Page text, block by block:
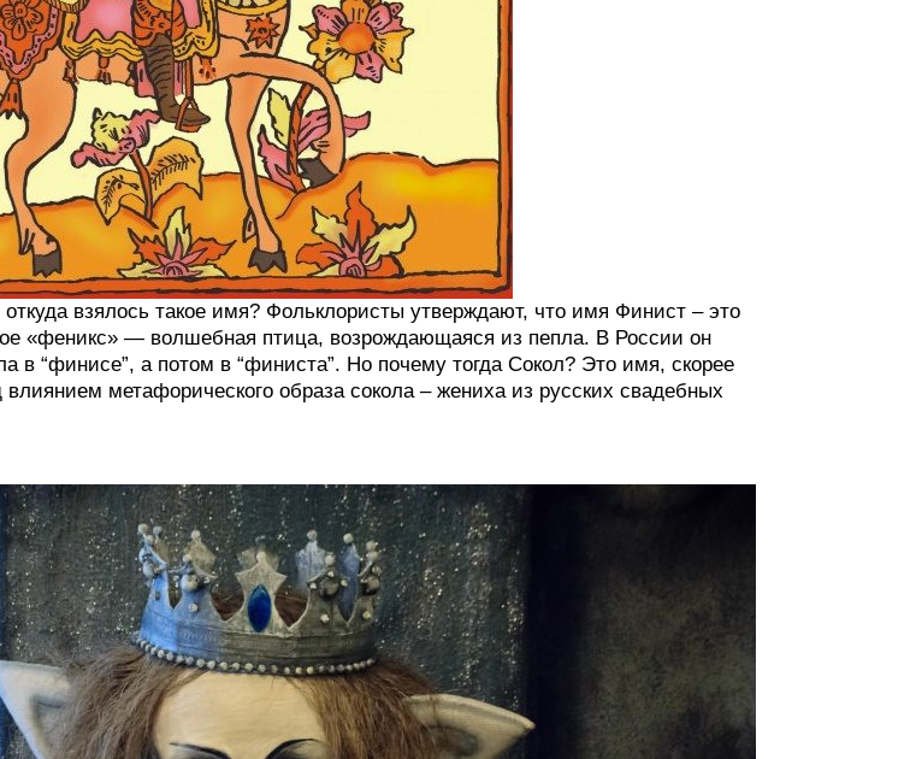
взялось такое имя? Фольклористы утверждают, что имя Финист – это
«феникс» — волшебная птица, возрождающаяся из пепла. В России он
в “финисе”, а потом в “финиста”. Но почему тогда Сокол? Это имя, скорее
влиянием метафорического образа сокола – жениха из русских свадебных